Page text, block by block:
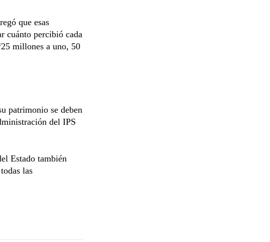
que esas
cuánto percibió cada
millones a uno, 50
patrimonio se deben
del IPS
Estado también
las